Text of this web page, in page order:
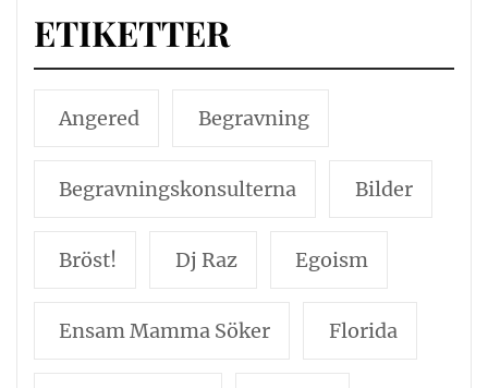
ETIKETTER
Angered Begravning
Begravningskonsulterna Bilder
Bröst! Dj Raz Egoism
Ensam Mamma Söker Florida